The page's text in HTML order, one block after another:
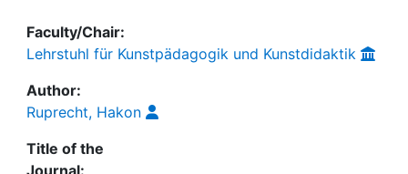
Faculty/Chair:
Lehrstuhl für Kunstpädagogik und Kunstdidaktik
Author:
Ruprecht, Hakon
Title of the
Journal: